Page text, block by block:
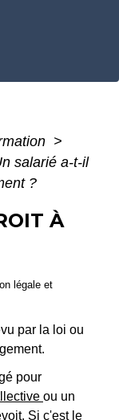
>
salarié a-t-il
?
À
légale et
par la loi ou
pour
ou un
Si c'est le